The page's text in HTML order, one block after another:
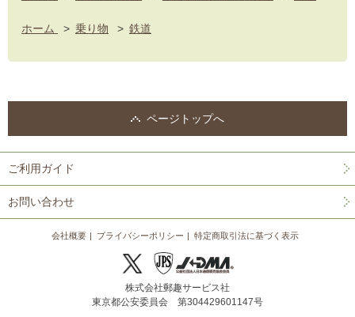
ホーム > 乗り物 > 鉄道
ページトップへ
ご利用ガイド
お問い合わせ
会社概要 プライバシーポリシー 特定商取引法に基づく表示
株式会社郵趣サービス社
東京都公安委員会 第304429601147号